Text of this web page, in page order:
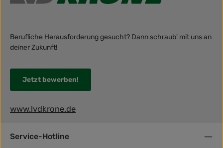
Berufliche Herausforderung gesucht? Dann schraub' mit uns an
deiner Zukunft!
Jetzt bewerben!
www.lvdkrone.de
Service-Hotline